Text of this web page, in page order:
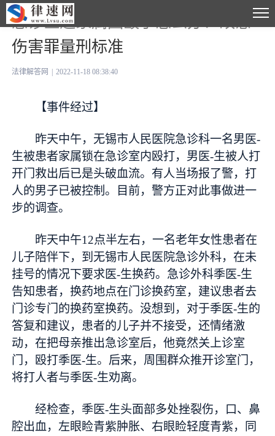
急诊医遭家属围殴了怎么办？故意
伤害罪量刑标准
法律解答网 2022-11-18 08:38:40
【事件经过】
昨天中午，无锡市人民医院急诊科一名男医-
生被患者家属锁在急诊室内殴打，男医-生被人打
开门救出后已是头破血流。有人当场报了警，打
人的男子已被控制。目前，警方正对此事做进一
步的调查。
昨天中午12点半左右，一名老年女性患者在
儿子陪伴下，到无锡市人民医院急诊外科，在未
挂号的情况下要求医-生换药。急诊外科季医-生
告知患者，换药地点在门诊换药室，建议患者去
门诊专门的换药室换药。没想到，对于季医-生的
答复和建议，患者的儿子并不接受，还情绪激
动，在把母亲推出急诊室后，他竟然关上诊室
门，殴打季医-生。后来，周围群众推开诊室门，
将打人者与季医-生劝离。
经检查，季医-生头面部多处挫裂伤，口、鼻
腔出血，左眼睑青紫肿胀、右眼睑轻度青紫，同